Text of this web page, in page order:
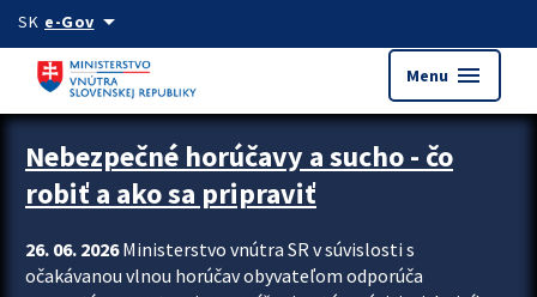
Preskocit na hlavný obsah
SK e-Govarrow_drop_down
Menu menu
Zastavit automatický posun upútavok
Nebezpečné horúčavy a sucho - čo
robiť a ako sa pripraviť
26. 06. 2026Ministerstvo vnútra SR v súvislosti s
očakávanou vlnou horúčav obyvateľom odporúča